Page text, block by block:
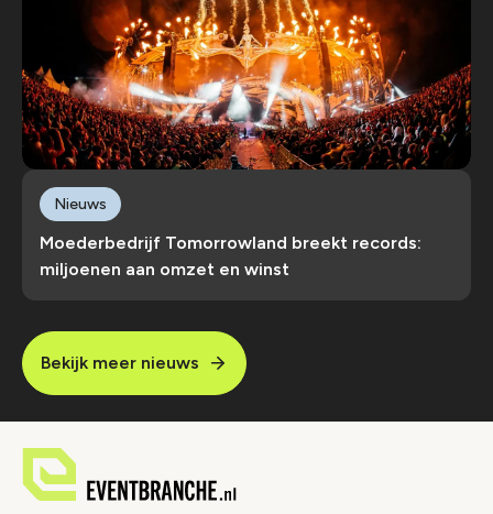
Moederbedrijf Tomorrowland breekt records:
miljoenen aan omzet en winst
Nieuws
Bekijk meer nieuws